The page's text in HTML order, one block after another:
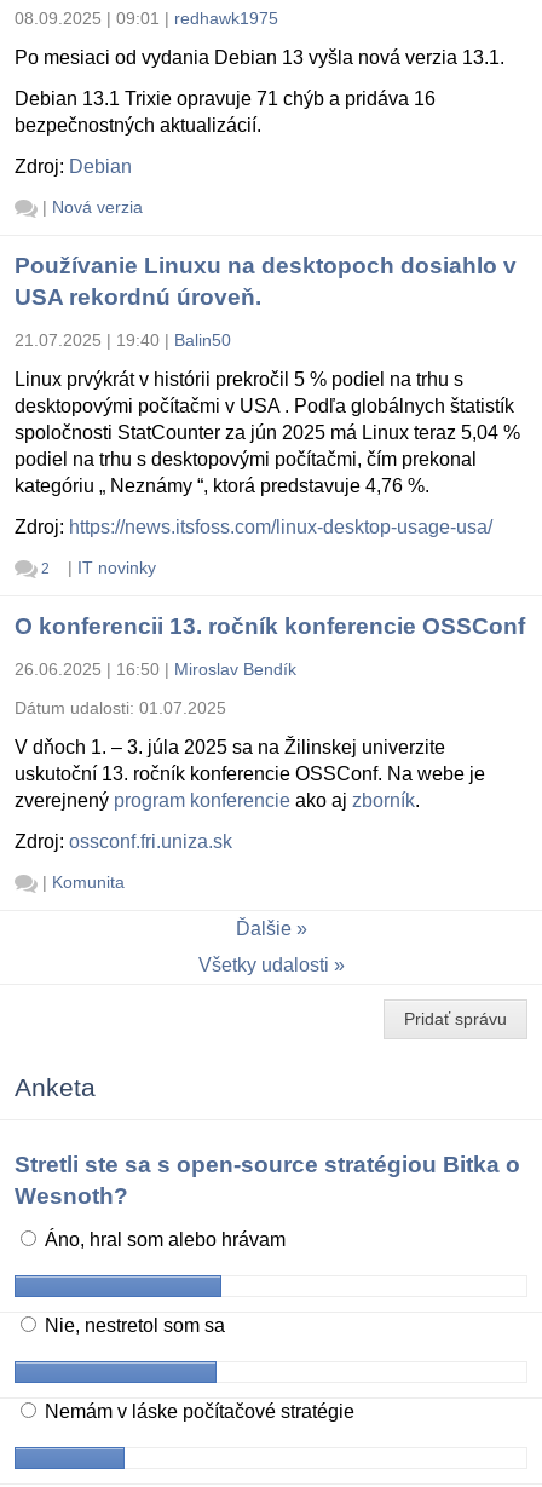
08.09.2025 | 09:01 | redhawk1975
Po mesiaci od vydania Debian 13 vyšla nová verzia 13.1.
Debian 13.1 Trixie opravuje 71 chýb a pridáva 16
bezpečnostných aktualizácií.
Zdroj: Debian
| Nová verzia
Používanie Linuxu na desktopoch dosiahlo v
USA rekordnú úroveň.
21.07.2025 | 19:40 | Balin50
Linux prvýkrát v histórii prekročil 5 % podiel na trhu s
desktopovými počítačmi v USA . Podľa globálnych štatistík
spoločnosti StatCounter za jún 2025 má Linux teraz 5,04 %
podiel na trhu s desktopovými počítačmi, čím prekonal
kategóriu „ Neznámy “, ktorá predstavuje 4,76 %.
Zdroj: https://news.itsfoss.com/linux-desktop-usage-usa/
2 | IT novinky
O konferencii 13. ročník konferencie OSSConf
26.06.2025 | 16:50 | Miroslav Bendík
Dátum udalosti: 01.07.2025
V dňoch 1. – 3. júla 2025 sa na Žilinskej univerzite
uskutoční 13. ročník konferencie OSSConf. Na webe je
zverejnený program konferencie ako aj zborník.
Zdroj: ossconf.fri.uniza.sk
| Komunita
Ďalšie
Všetky udalosti
Pridať správu
Anketa
Stretli ste sa s open-source stratégiou Bitka o
Wesnoth?
Áno, hral som alebo hrávam
Nie, nestretol som sa
Nemám v láske počítačové stratégie